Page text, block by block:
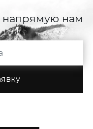
напрямую нам